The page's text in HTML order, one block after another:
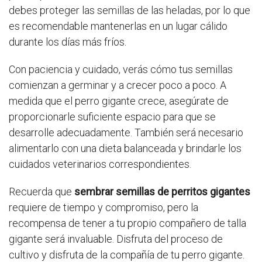
debes proteger las semillas de las heladas, por lo que
es recomendable mantenerlas en un lugar cálido
durante los días más fríos.
Con paciencia y cuidado, verás cómo tus semillas
comienzan a germinar y a crecer poco a poco. A
medida que el perro gigante crece, asegúrate de
proporcionarle suficiente espacio para que se
desarrolle adecuadamente. También será necesario
alimentarlo con una dieta balanceada y brindarle los
cuidados veterinarios correspondientes.
Recuerda que sembrar semillas de perritos gigantes
requiere de tiempo y compromiso, pero la
recompensa de tener a tu propio compañero de talla
gigante será invaluable. Disfruta del proceso de
cultivo y disfruta de la compañía de tu perro gigante.